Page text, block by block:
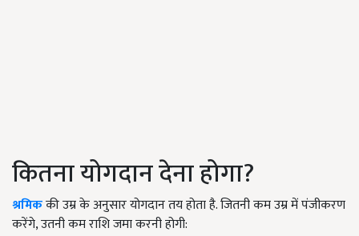
कितना योगदान देना होगा?
श्रमिककी उम्र के अनुसार योगदान तय होता है. जितनी कम उम्र में पंजीकरण
करेंगे, उतनी कम राशि जमा करनी होगी: